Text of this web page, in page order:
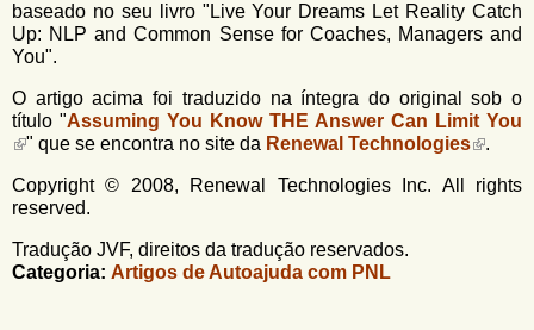
baseado no seu livro "Live Your Dreams Let Reality Catch
Up: NLP and Common Sense for Coaches, Managers and
You".
O artigo acima foi traduzido na íntegra do original sob o
título "Assuming You Know THE Answer Can Limit You
" que se encontra no site da Renewal Technologies .
Copyright © 2008, Renewal Technologies Inc. All rights
reserved.
Tradução JVF, direitos da tradução reservados.
Categoria: Artigos de Autoajuda com PNL